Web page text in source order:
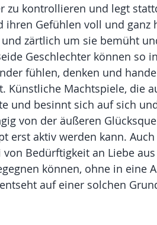
zu kontrollieren und legt
ihren Gefühlen voll und ganz
zärtlich um sie bemüht
Geschlechter können so
fühlen, denken und
Machtspiele, die
und besinnt sich auf sich
von der äußeren
erst aktiv werden kann.
Bedürftigkeit an Liebe
können, ohne in eine
auf einer solchen